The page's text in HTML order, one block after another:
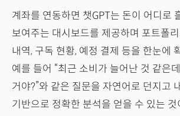
계좌를 연동하면 챗GPT는 돈이 어디로
보여주는 대시보드를 제공하며 포트폴리
내역, 구독 현황, 예정 결제 등을 한눈에
예를 들어 “최근 소비가 늘어난 것 같은
거야?”와 같은 질문을 자연어로 던지고
기반으로 정확한 분석을 얻을 수 있는 것